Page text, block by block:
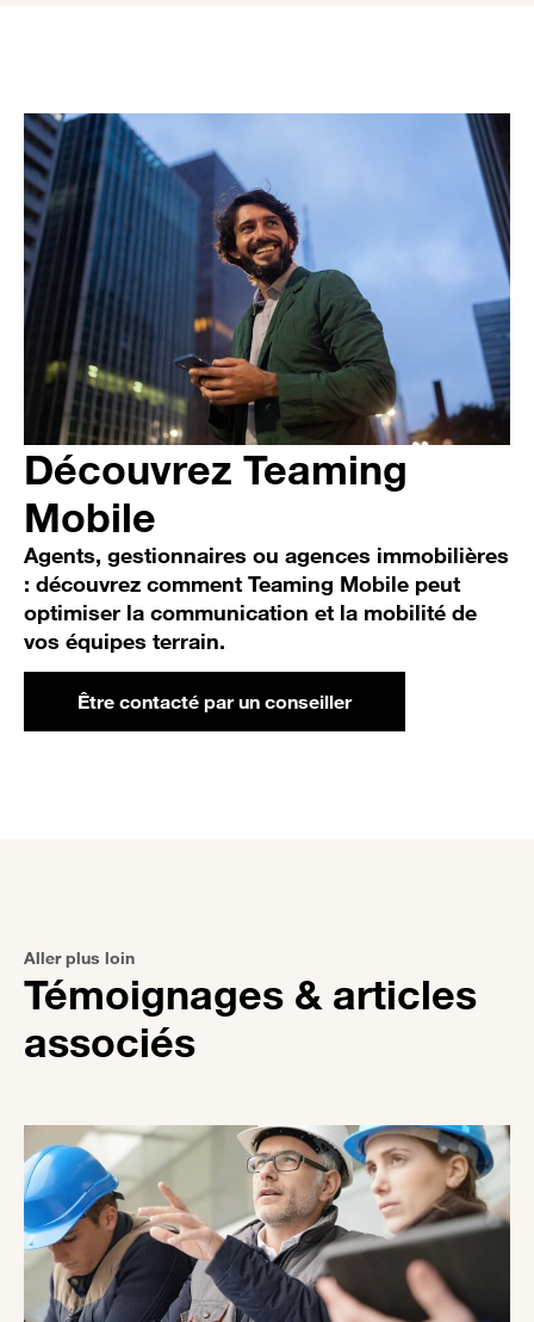
Découvrez Teaming
Mobile
Agents, gestionnaires ou agences immobilières
: découvrez comment Teaming Mobile peut
optimiser la communication et la mobilité de
vos équipes terrain.
Être contacté par un conseiller
Aller plus loin
Témoignages & articles
associés